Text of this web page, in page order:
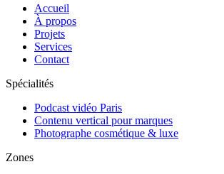
Accueil
À propos
Projets
Services
Contact
Spécialités
Podcast vidéo Paris
Contenu vertical pour marques
Photographe cosmétique & luxe
Zones